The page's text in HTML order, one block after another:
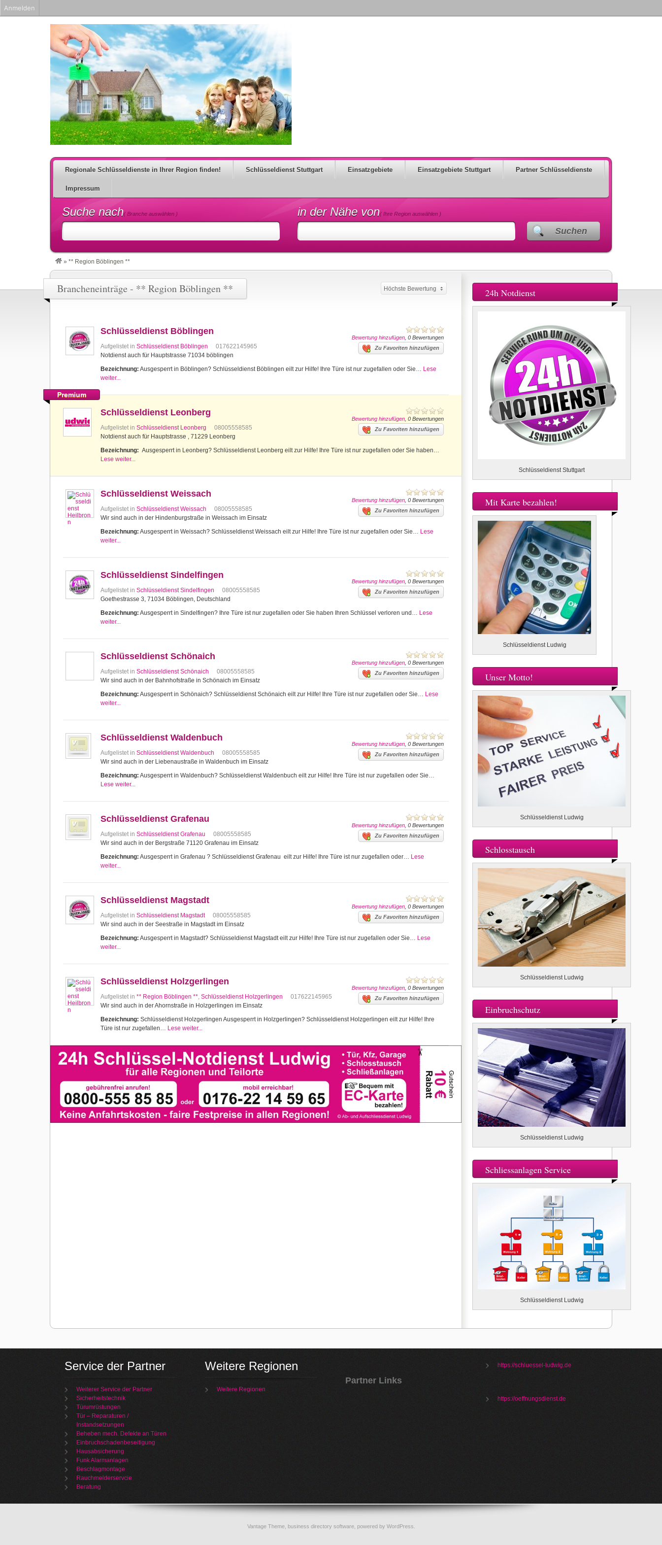
Regionale Schlüsseldienste in Ihrer Region finden! Schlüsseldienst Stuttgart Einsatzgebiete Einsatzgebiete Stuttgart Partner Schlüsseldienste
Impressum
Suche nach( Branche auswählen ) in der Nähe von( Ihre Region auswählen )
Suchen
» ** Region Böblingen **
Brancheneinträge - ** Region Böblingen ** Höchste Bewertung
Bewertung hinzufügen , 0 Bewertungen
Schlüsseldienst Böblingen
Aufgelistet in Schlüsseldienst Böblingen Zu Favoriten hinzufügen
017622145965
Notdienst auch für Hauptstrasse 71034 böblingen
Bezeichnung: Ausgesperrt in Böblingen? Schlüsseldienst Böblingen eilt zur Hilfe! Ihre Türe ist nur zugefallen oder Sie… Lese
weiter...
Premium
Bewertung hinzufügen , 0 Bewertungen
Schlüsseldienst Leonberg
Aufgelistet in Schlüsseldienst Leonberg Zu Favoriten hinzufügen
08005558585
Notdienst auch für Hauptstrasse , 71229 Leonberg
Bezeichnung: Ausgesperrt in Leonberg? Schlüsseldienst Leonberg eilt zur Hilfe! Ihre Türe ist nur zugefallen oder Sie haben…
Lese weiter...
Bewertung hinzufügen , 0 Bewertungen
Schlüsseldienst Weissach
Aufgelistet in Schlüsseldienst Weissach Zu Favoriten hinzufügen
08005558585
Wir sind auch in der Hindenburgstraße in Weissach im Einsatz
Bezeichnung: Ausgesperrt in Weissach? Schlüsseldienst Weissach eilt zur Hilfe! Ihre Türe ist nur zugefallen oder Sie… Lese
weiter...
Bewertung hinzufügen , 0 Bewertungen
Schlüsseldienst Sindelfingen
Aufgelistet in Schlüsseldienst Sindelfingen Zu Favoriten hinzufügen
08005558585
Goethestrasse 3, 71034 Böblingen, Deutschland
Bezeichnung: Ausgesperrt in Sindelfingen? Ihre Türe ist nur zugefallen oder Sie haben Ihren Schlüssel verloren und… Lese
weiter...
Bewertung hinzufügen , 0 Bewertungen
Schlüsseldienst Schönaich
Aufgelistet in Schlüsseldienst Schönaich Zu Favoriten hinzufügen
08005558585
Wir sind auch in der Bahnhofstraße in Schönaich im Einsatz
Bezeichnung: Ausgesperrt in Schönaich? Schlüsseldienst Schönaich eilt zur Hilfe! Ihre Türe ist nur zugefallen oder Sie… Lese
weiter...
Bewertung hinzufügen , 0 Bewertungen
Schlüsseldienst Waldenbuch
Aufgelistet in Schlüsseldienst Waldenbuch Zu Favoriten hinzufügen
08005558585
Wir sind auch in der Liebenaustraße in Waldenbuch im Einsatz
Bezeichnung: Ausgesperrt in Waldenbuch? Schlüsseldienst Waldenbuch eilt zur Hilfe! Ihre Türe ist nur zugefallen oder Sie…
Lese weiter...
Bewertung hinzufügen , 0 Bewertungen
Schlüsseldienst Grafenau
Aufgelistet in Schlüsseldienst Grafenau Zu Favoriten hinzufügen
08005558585
Wir sind auch in der Bergstraße 71120 Grafenau im Einsatz
Bezeichnung: Ausgesperrt in Grafenau ? Schlüsseldienst Grafenau eilt zur Hilfe! Ihre Türe ist nur zugefallen oder… Lese
weiter...
Bewertung hinzufügen , 0 Bewertungen
Schlüsseldienst Magstadt
Aufgelistet in Schlüsseldienst Magstadt Zu Favoriten hinzufügen
08005558585
Wir sind auch in der Seestraße in Magstadt im Einsatz
Bezeichnung: Ausgesperrt in Magstadt? Schlüsseldienst Magstadt eilt zur Hilfe! Ihre Türe ist nur zugefallen oder Sie… Lese
weiter...
Bewertung hinzufügen , 0 Bewertungen
Schlüsseldienst Holzgerlingen
Aufgelistet in ** Region Böblingen **, Schlüsseldienst Holzgerlingen Zu Favoriten hinzufügen
017622145965
Wir sind auch in der Ahornstraße in Holzgerlingen im Einsatz
Bezeichnung: Schlüsseldienst Holzgerlingen Ausgesperrt in Holzgerlingen? Schlüsseldienst Holzgerlingen eilt zur Hilfe! Ihre
Türe ist nur zugefallen… Lese weiter...
24h Notdienst
Schlüsseldienst Stuttgart
Mit Karte bezahlen!
Schlüsseldienst Ludwig
Unser Motto!
Schlüsseldienst Ludwig
Schlosstausch
Schlüsseldienst Ludwig
Einbruchschutz
Schlüsseldienst Ludwig
Schliessanlagen Service
Schlüsseldienst Ludwig
Service der Partner
Weiterer Service der Partner
Sicherheitstechnik
Türumrüstungen
Tür – Reparaturen /
Instandsetzungen
Beheben mech. Defekte an Türen
Einbruchschadenbeseitigung
Hausabsicherung
Funk Alarmanlagen
Beschlagmontage
Rauchmelderservcie
Beratung
Weitere Regionen
Weitere Regionen
Partner Links
https://schluessel-ludwig.de
https://oeffnungsdienst.de
Vantage Theme, business directory software, powered by WordPress
Anmelden